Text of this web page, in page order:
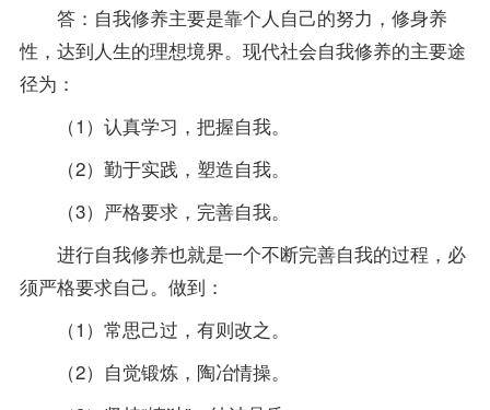
答：自我修养主要是靠个人自己的努力，修身养
性，达到人生的理想境界。现代社会自我修养的主要途
径为：
（1）认真学习，把握自我。
（2）勤于实践，塑造自我。
（3）严格要求，完善自我。
进行自我修养也就是一个不断完善自我的过程，必
须严格要求自己。做到：
（1）常思己过，有则改之。
（2）自觉锻炼，陶冶情操。